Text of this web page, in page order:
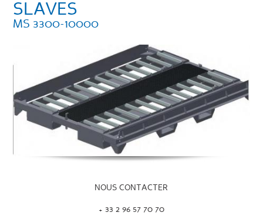
SLAVES
MS 3300-10000
NOUS CONTACTER
+ 33 2 96 57 70 70